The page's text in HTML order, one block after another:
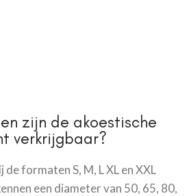
zijn de akoestische
verkrijgbaar?
formaten S, M, L XL en XXL
een diameter van 50, 65, 80,